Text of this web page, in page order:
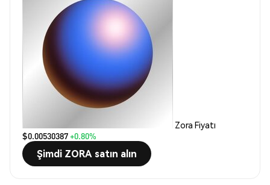
Zora Fiyatı
$0.00530387+0.80%
Şimdi ZORA satın alın